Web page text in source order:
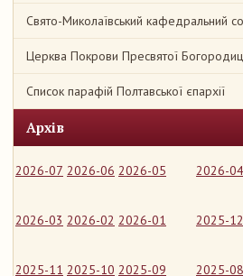
Свято-Миколаївський кафедральний
Церква Покрови Пресвятої
Список парафій Полтавської єпархії
Архів
2026-07 2026-06 2026-05 2026-04
2026-03 2026-02 2026-01 2025-12
2025-11 2025-10 2025-09 2025-08